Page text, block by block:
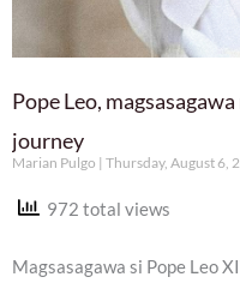
Pope Leo,
journey
Marian Pulgo Thursday, August 6,
972 total views
Magsasagawa si Pope Leo